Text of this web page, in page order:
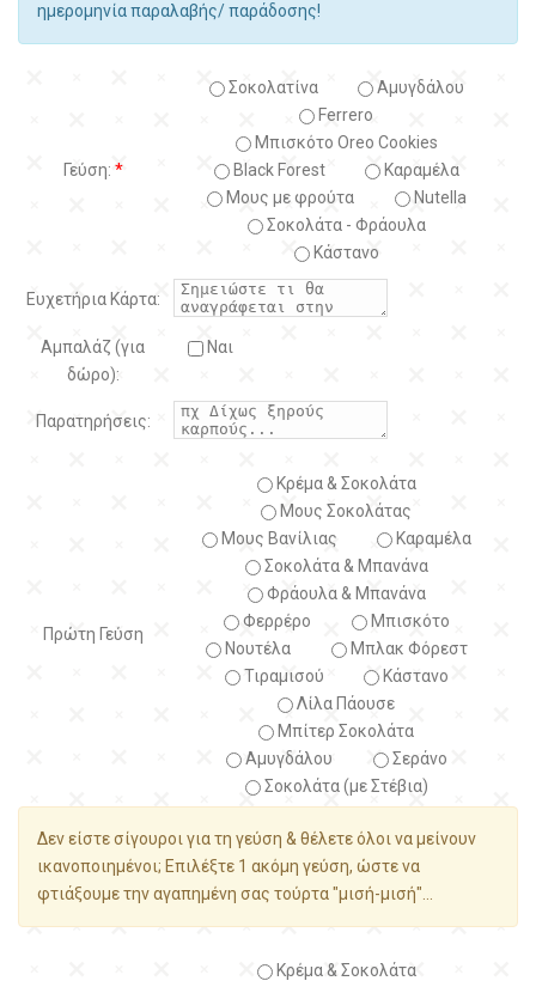
ημερομηνία παραλαβής/ παράδοσης!
Γεύση: *
Σοκολατίνα
Αμυγδάλου
Ferrero
Μπισκότο Oreo Cookies
Black Forest
Kαραμέλα
Μους με φρούτα
Nutella
Σοκολάτα - Φράουλα
Κάστανο
Ευχετήρια Κάρτα:
Αμπαλάζ (για
δώρο):
Ναι
Παρατηρήσεις:
Πρώτη Γεύση
Κρέμα & Σοκολάτα
Μους Σοκολάτας
Μους Βανίλιας
Καραμέλα
Σοκολάτα & Μπανάνα
Φράουλα & Μπανάνα
Φερρέρο
Μπισκότο
Νουτέλα
Μπλακ Φόρεστ
Τιραμισού
Κάστανο
Λίλα Πάουσε
Μπίτερ Σοκολάτα
Αμυγδάλου
Σεράνο
Σοκολάτα (με Στέβια)
Δεν είστε σίγουροι για τη γεύση & θέλετε όλοι να μείνουν
ικανοποιημένοι; Επιλέξτε 1 ακόμη γεύση, ώστε να
φτιάξουμε την αγαπημένη σας τούρτα "μισή-μισή"...
Κρέμα & Σοκολάτα